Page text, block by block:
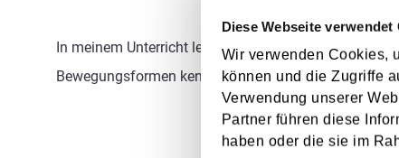
Diese Webseite verwendet
Wir verwenden Cookies,
können und die Zugriffe
Verwendung unserer
Partner führen diese
haben oder die sie im
In meinem Unterricht lege ich großen Wert auf
Bewegungsformen kennenzulernen. Durch das